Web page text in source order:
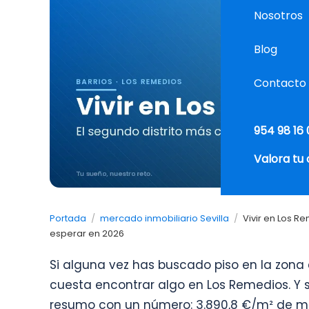
Nosotros
Blog
Contacto
954 98 16
Valora tu
Portada / mercado inmobiliario Sevilla / Vivir en Los
esperar en 2026
Si alguna vez has buscado piso en la
cuesta encontrar algo en Los Remedios.
resumo con un número: 3.890,8 €/m² de